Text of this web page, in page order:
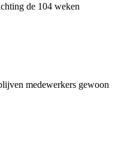
de 104 weken
medewerkers gewoon